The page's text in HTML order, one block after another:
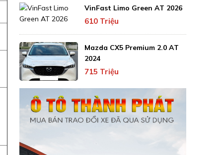
VinFast Limo Green AT 2026
610 Triệu
Mazda CX5 Premium 2.0 AT
2024
715 Triệu